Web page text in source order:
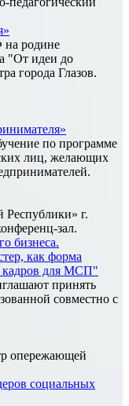
на родине
"От идеи до
города Глазов.
по программе
лиц, желающих
г.
зал.
бизнеса.
как форма
кадров для МСП"
принять
совместно с
опережающей
социальных